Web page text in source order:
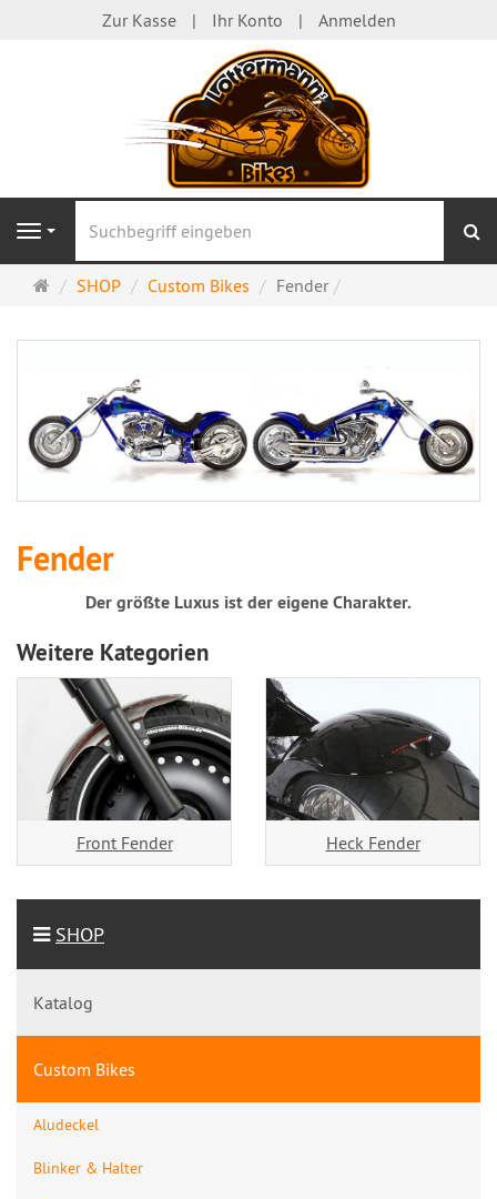
Zur Kasse Ihr Konto Anmelden
Navigation
Startseite
SHOP Custom Bikes Fender
Fender
Der größte Luxus ist der eigene Charakter.
Weitere Kategorien
Front Fender Heck Fender
SHOP
Katalog
Custom Bikes
Aludeckel
Blinker & Halter